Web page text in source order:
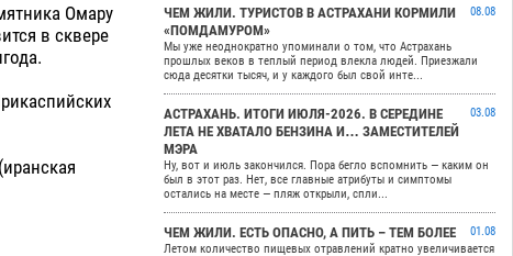
Омару
в сквере
ЧЕМ ЖИЛИ. ТУРИСТОВ В АСТРАХАНИ КОРМИЛИ
«ПОМДАМУРОМ»
08.08
Мы уже неоднократно упоминали о том, что Астрахань
прошлых веков в теплый период влекла людей. Приезжали
сюда десятки тысяч, и у каждого был свой инте...
АСТРАХАНЬ. ИТОГИ ИЮЛЯ-2026. В СЕРЕДИНЕ
ЛЕТА НЕ ХВАТАЛО БЕНЗИНА И… ЗАМЕСТИТЕЛЕЙ
МЭРА
03.08
Ну, вот и июль закончился. Пора бегло вспомнить — каким он
был в этот раз. Нет, все главные атрибуты и симптомы
остались на месте — пляж открыли, спли...
ЧЕМ ЖИЛИ. ЕСТЬ ОПАСНО, А ПИТЬ – ТЕМ БОЛЕЕ
01.08
Летом количество пищевых отравлений кратно увеличивается